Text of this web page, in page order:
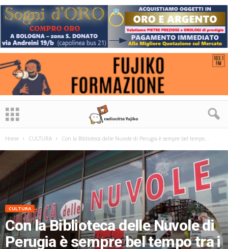
Home CULTURA Con la Biblioteca delle Nuvole di Perugia è sempre bel tempo...
CULTURA
Con la Biblioteca delle Nuvole di
Perugia è sempre bel tempo tra i